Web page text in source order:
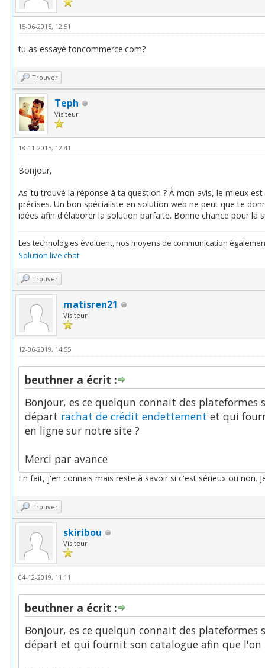
15-06-2015, 12:51
tu as essayé toncommerce.com?
Trouver
Teph
Visiteur
18-11-2015, 12:41
Bonjour,
As-tu trouvé la réponse à ta question ? À mon avis, le mieux
précises. Un bon spécialiste en solution web ne peut que te
idées afin d'élaborer la solution parfaite. Bonne chance pour la
Les technologies évoluent, nos moyens de communication
Solution live chat
Trouver
matisren21
Visiteur
12-06-2019, 14:55
beuthner a écrit :
Bonjour, es ce quelqun connait des
départ rachat de crédit endettement et qui
en ligne sur notre site ?
Merci par avance
En fait, j'en connais mais reste à savoir si c'est sérieux ou non.
Trouver
skiribou
Visiteur
04-12-2019, 11:11
beuthner a écrit :
Bonjour, es ce quelqun connait des
départ et qui fournit son catalogue afin que